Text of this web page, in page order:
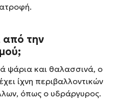
από την
ψάρια και θαλασσινά, ο
ίχνη περιβαλλοντικών
όπως ο υδράργυρος.